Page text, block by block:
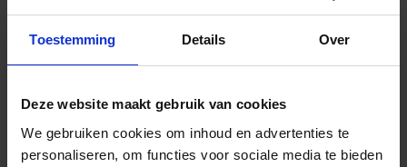
Toestemming Details Over
Deze website maakt gebruik van cookies
We gebruiken cookies om inhoud en advertenties te
personaliseren, om functies voor sociale media te bieden